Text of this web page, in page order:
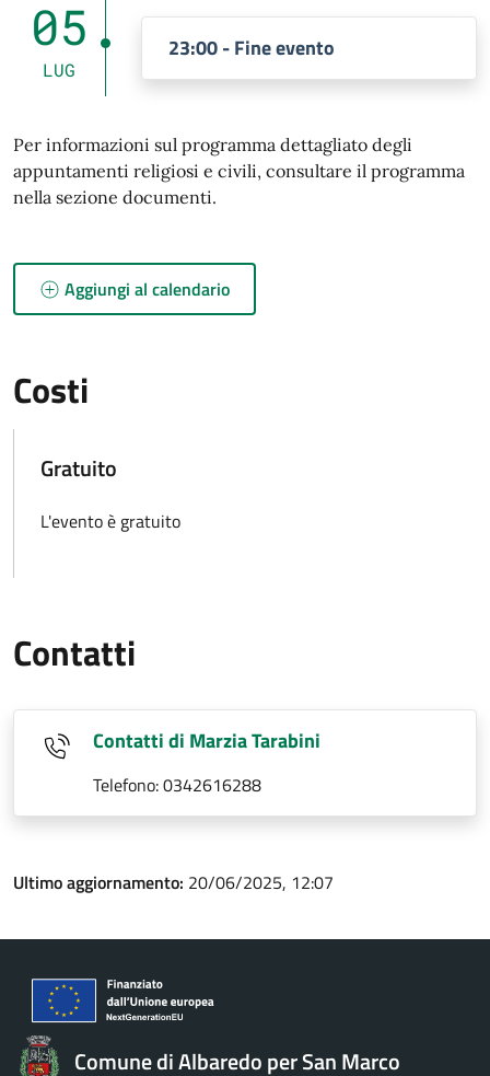
05
LUG
23:00 - Fine evento
Per informazioni sul programma dettagliato degli
appuntamenti religiosi e civili, consultare il programma
nella sezione documenti.
Aggiungi al calendario
Costi
Gratuito
L'evento è gratuito
Contatti
Contatti di Marzia Tarabini
Telefono: 0342616288
Ultimo aggiornamento: 20/06/2025, 12:07
Comune di Albaredo per San Marco